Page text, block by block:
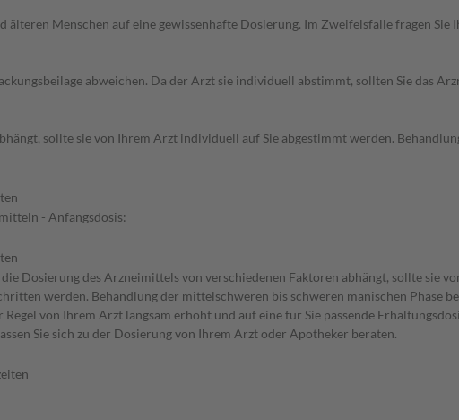
Menschen auf eine gewissenhafte Dosierung. Im Zweifelsfalle fragen
abweichen. Da der Arzt sie individuell abstimmt, sollten Sie das
sollte sie von Ihrem Arzt individuell auf Sie abgestimmt werden.
- Anfangsdosis:
Dosierung des Arzneimittels von verschiedenen Faktoren abhängt, sollte sie
werden. Behandlung der mittelschweren bis schweren manischen Phase
von Ihrem Arzt langsam erhöht und auf eine für Sie passende
Sie sich zu der Dosierung von Ihrem Arzt oder Apotheker beraten.